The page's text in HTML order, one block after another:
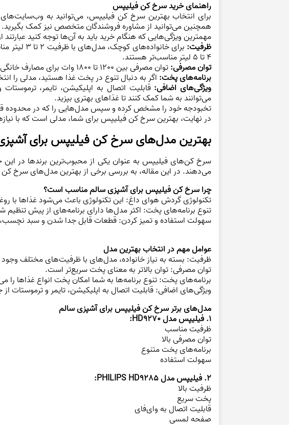
راهنمای خرید سرخ کن فیلیپس
برای انتخاب بهترین سرخ کن فیلیپس، می‌توانید به وب‌سایت‌های
همچنین می‌توانید از مشاوره فروشندگان متخصص نیز کمک بگیرید.
مهمترین ویژگی‌هایی که هنگام خرید باید به آن‌ها توجه کنید عبارتند
ظرفیت:
برای
4 تا 5 لیتر مناسب‌تر هستند.
توان مصرفی: توان مصرفی بین 1200 تا 1800 وات برای مصارف خانگی مناسب است.
برنامه‌های پخت: اگر به دنبال تنوع در پخت غذا هستید، مدلی را
ویژگی‌های اضافی:قابلیت اتصال به اپلیکیشن، تایمر،
می‌توانند به شما کمک کنند تا غذاهای بهتری بپزید.
تخبودجه خود را مشخص کرده و سپس مدل‌هایی را که در محدوده
در نهایت، بهترین سرخ کن فیلیپس برای شما، مدلی است که با
بهترین مدل‌های سرخ کن فیلیپس برای
سرخ کن‌های فیلیپس به عنوان یکی از محبوب‌ترین برندها در این
می‌دهند. در این مقاله، به بررسی برخی از بهترین مدل‌های سرخ
چرا سرخ کن فیلیپس برای آشپزی سالم مناسب است؟
تکنولوژی گردش هوای داغ: این تکنولوژی باعث می‌شود غذاها با
تنوع برنامه‌های پخت: اکثر مدل‌ها دارای برنامه‌های از پیش تنظیم
سهولت استفاده و تمیز کردن: قطعات قابل جدا شدن و سبد نچسب،
عوامل مهم در انتخاب بهترین مدل
ظرفیت: بسته به نیاز خانواده، مدل‌های با ظرفیت‌های مختلف وجود
توان مصرفی: توان بالاتر به معنای پخت سریع‌تر است.
برنامه‌های پخت: تنوع برنامه‌ها به شما امکان پخت انواع غذاها را
ویژگی‌های اضافی: قابلیت اتصال به اپلیکیشن، تایمر و ترموستات
مدل‌های برتر سرخ کن فیلیپس برای آشپزی سالم
1. فیلیپس مدل HD9270:
ظرفیت مناسب
توان مصرفی بالا
برنامه‌های پخت متنوع
سهولت استفاده
2. فیلیپس مدل PHILIPS HD9285:
ظرفیت بالا
پخت سریع
قابلیت اتصال به وای‌فای
صفحه لمسی